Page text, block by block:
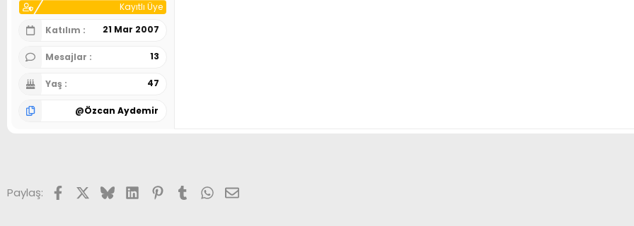
Kayıtlı Üye
Katılım
21 Mar 2007
Mesajlar 13
Yaş 47
@Özcan Aydemir
Paylaş: FacebookX (Twitter)
BlueskyLinkedInPinterest
Tumblr WhatsApp
E-posta